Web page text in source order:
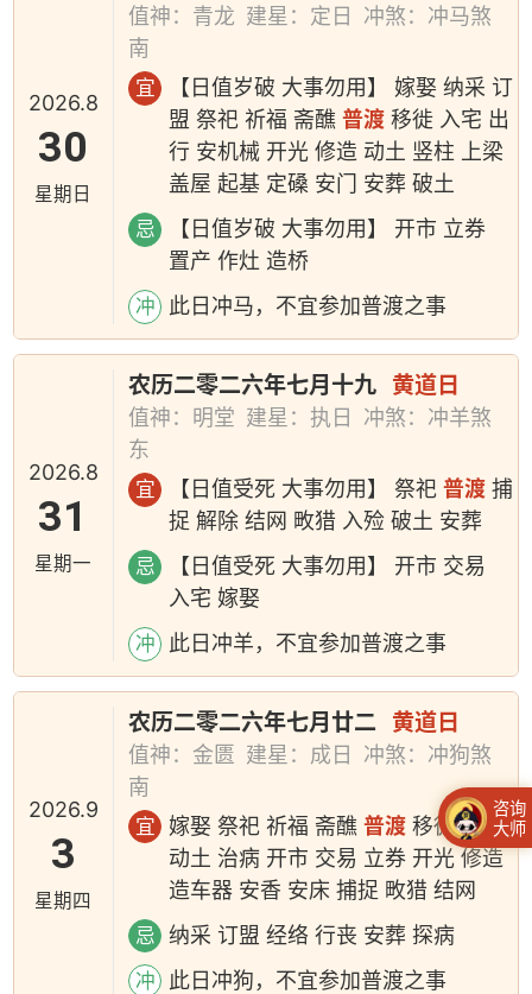
2026.8
30
星期日
值神：青龙 建星：定日
冲煞：冲马煞
南
宜
【日值岁破 大事勿用】 嫁娶 纳采 订
盟 祭祀 祈福 斋醮普渡 移徙 入宅 出
行 安机械 开光 修造 动土 竖柱 上梁
盖屋 起基 定磉 安门 安葬 破土
忌
【日值岁破 大事勿用】 开市 立券
置产 作灶 造桥
冲 此日冲马，不宜参加普渡之事
2026.8
31
星期一
农历二零二六年七月十九 黄道日
值神：明堂 建星：执日
冲煞：冲羊煞
东
宜 【日值受死 大事勿用】 祭祀普渡 捕
捉 解除 结网 畋猎 入殓 破土 安葬
忌
【日值受死 大事勿用】 开市 交易
入宅 嫁娶
冲 此日冲羊，不宜参加普渡之事
2026.9
3
星期四
农历二零二六年七月廿二 黄道日
值神：金匮 建星：成日
冲煞：冲狗煞
南
宜 嫁娶 祭祀 祈福 斋醮普渡 移徙 入宅
动土 治病 开市 交易 立券 开光 修造
造车器 安香 安床 捕捉 畋猎 结网
忌 纳采 订盟 经络 行丧 安葬 探病
冲 此日冲狗，不宜参加普渡之事
咨询
大师